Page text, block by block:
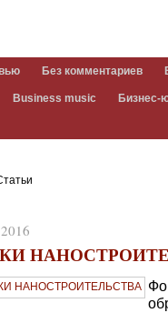
Без комментариев
Business music Бизнес-